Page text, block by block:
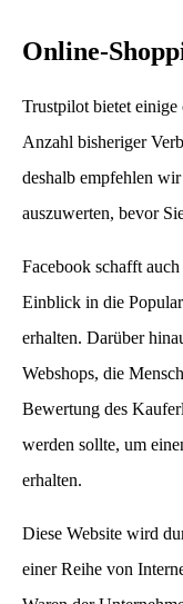
Online-
Trustpilot bietet
Anzahl bisheriger
deshalb empfehlen
auszuwerten, bevor
Facebook schafft
Einblick in die
erhalten. Darüber
Webshops, die
Bewertung des
werden sollte, um
erhalten.
Diese Website wird
einer Reihe von